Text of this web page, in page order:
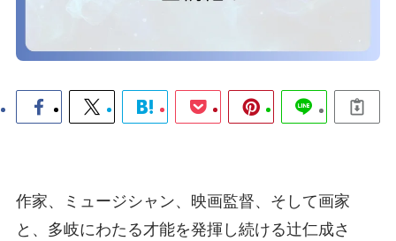
作家、ミュージシャン、映画監督、そして画家
と、多岐にわたる才能を発揮し続ける辻仁成さ